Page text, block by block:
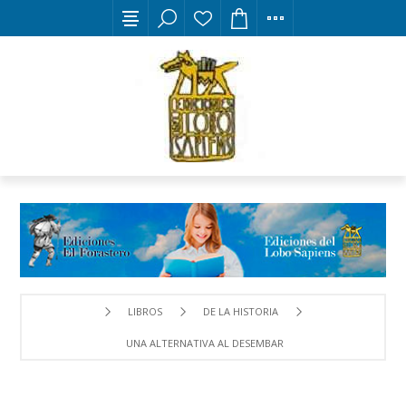
LIBROS DE LA HISTORIA
UNA ALTERNATIVA AL DESEMBARCO DE NORMANDÍA EN